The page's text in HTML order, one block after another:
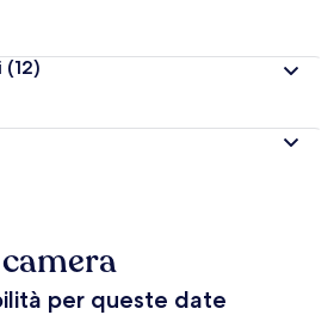
(12)
per queste date